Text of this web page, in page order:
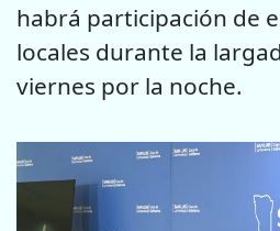
habrá participación de
locales durante la
viernes por la noche.